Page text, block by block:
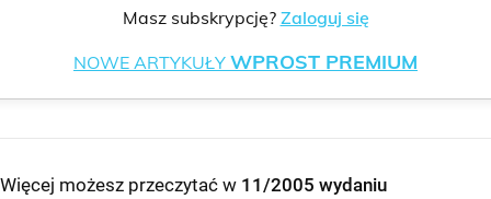
Masz subskrypcję? Zaloguj się
NOWE ARTYKUŁY WPROST PREMIUM
Więcej możesz przeczytać w 11/2005 wydaniu